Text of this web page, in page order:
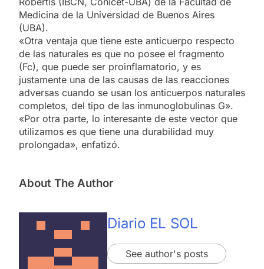
Medicina de la Universidad de Buenos Aires
(UBA).
«Otra ventaja que tiene este anticuerpo respecto
de las naturales es que no posee el fragmento
(Fc), que puede ser proinflamatorio, y es
justamente una de las causas de las reacciones
adversas cuando se usan los anticuerpos naturales
completos, del tipo de las inmunoglobulinas G».
«Por otra parte, lo interesante de este vector que
utilizamos es que tiene una durabilidad muy
prolongada», enfatizó.
About The Author
Diario EL SOL
See author's posts